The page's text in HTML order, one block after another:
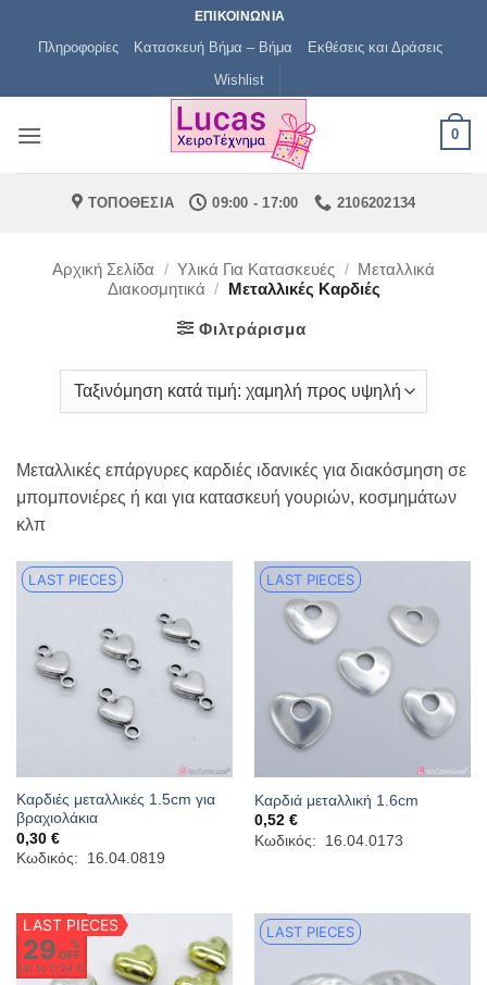
ΕΠΙΚΟΙΝΩΝΙΑ
Πληροφορίες Κατασκευή Βήμα – Βήμα
Εκθέσεις και Δράσεις
Wishlist
0
ΤΟΠΟΘΕΣΙΑ 09:00 - 17:00 2106202134
Αρχική Σελίδα / Υλικά Για Κατασκευές / Μεταλλικά
Διακοσμητικά / Μεταλλικές Καρδιές
Φιλτράρισμα
Μεταλλικές επάργυρες καρδιές ιδανικές για διακόσμηση σε
μπομπονιέρες ή και για κατασκευή γουριών, κοσμημάτων
κλπ
LAST PIECES
Καρδιές μεταλλικές 1.5cm για
βραχιολάκια
0,30 €
Κωδικός: 16.04.0819
LAST PIECES
Καρδιά μεταλλική 1.6cm
0,52 €
Κωδικός: 16.04.0173
LAST PIECES
29
%
OFF
Up to0,24 €
LAST PIECES